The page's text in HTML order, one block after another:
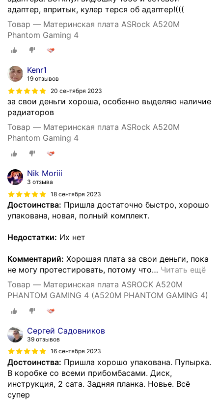
адаптер, впритык, кулер терся об адаптер!(((
Товар — Материнская плата ASRock A520M
Phantom Gaming 4
Kenr1
19 отзывов
20 сентября 2023
за свои деньги хороша, особенно выделяю наличие
радиаторов
Товар — Материнская плата ASRock A520M
Phantom Gaming 4
Nik Moriii
3 отзыва
18 сентября 2023
Достоинства: Пришла достаточно быстро, хорошо
упакована, новая, полный комплект.
Недостатки: Их нет
Комментарий: Хорошая плата за свои деньги, пока
не могу протестировать, потому что… Читать ещё
Товар — Материнская плата ASROCK A520M
PHANTOM GAMING 4 (A520M PHANTOM GAMING 4)
Сергей Садовников
39 отзывов
16 сентября 2023
Достоинства: Пришла хорошо упакована. Пупырка.
В коробке со всеми прибомбасами. Диск,
инструкция, 2 сата. Задняя планка. Новье. Всё
супер